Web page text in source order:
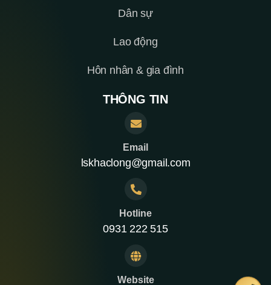
Dân sự
Lao động
Hôn nhân & gia đình
THÔNG TIN
Email
lskhaclong@gmail.com
Hotline
0931 222 515
Website